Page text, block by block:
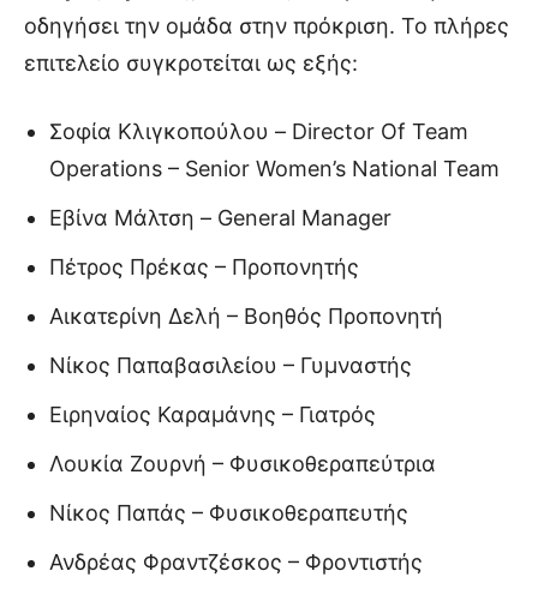
οδηγήσει την ομάδα στην πρόκριση. Το πλήρες
επιτελείο συγκροτείται ως εξής:
Σοφία Κλιγκοπούλου – Director Of Team
Operations – Senior Women’s National Team
Εβίνα Μάλτση – General Manager
Πέτρος Πρέκας – Προπονητής
Αικατερίνη Δελή – Βοηθός Προπονητή
Νίκος Παπαβασιλείου – Γυμναστής
Ειρηναίος Καραμάνης – Γιατρός
Λουκία Ζουρνή – Φυσικοθεραπεύτρια
Νίκος Παπάς – Φυσικοθεραπευτής
Ανδρέας Φραντζέσκος – Φροντιστής